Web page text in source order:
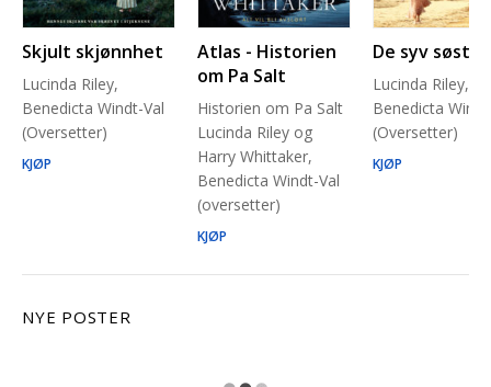
Skjult skjønnhet
Lucinda Riley,
Benedicta Windt-Val
(Oversetter)
KJØP
Atlas - Historien
om Pa Salt
Historien om Pa Salt
Lucinda Riley og
Harry Whittaker,
Benedicta Windt-Val
(oversetter)
KJØP
De syv søstre
Lucinda Riley,
Benedicta
(Oversetter)
KJØP
NYE POSTER